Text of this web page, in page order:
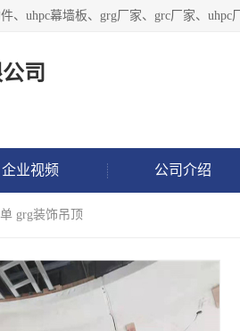
司
企业视频 公司介绍
grg装饰吊顶